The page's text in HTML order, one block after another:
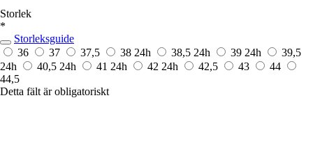
Storlek
*
Storleksguide
36
37 37,5 38 24h 38,5 24h 39 24h
39,5
24h
40,5 24h 41 24h 42 24h 42,5 43
44
44,5
Detta fält är obligatoriskt